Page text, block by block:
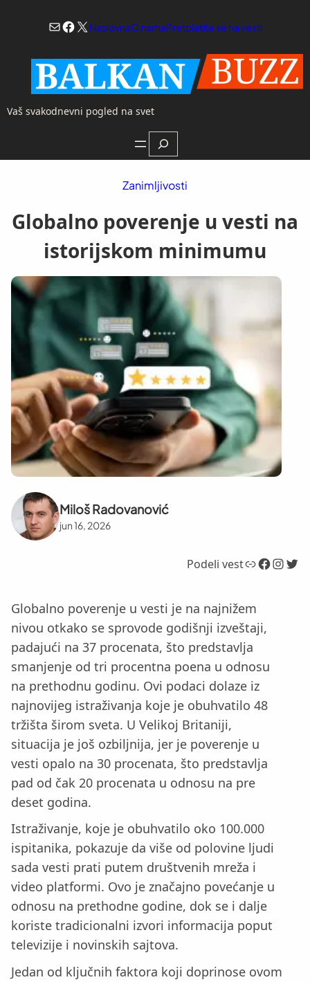
Mail
Facebook
X NaslovnaO namaPretplatite se na vesti
Vaš svakodnevni pogled na svet
Search
Zanimljivosti
Globalno poverenje u vesti na
istorijskom minimumu
Miloš Radovanović
jun 16, 2026
Podeli vestLink Facebook InstagramTwitter
Globalno poverenje u vesti je na najnižem
nivou otkako se sprovode godišnji izveštaji,
padajući na 37 procenata, što predstavlja
smanjenje od tri procentna poena u odnosu
na prethodnu godinu. Ovi podaci dolaze iz
najnovijeg istraživanja koje je obuhvatilo 48
tržišta širom sveta. U Velikoj Britaniji,
situacija je još ozbiljnija, jer je poverenje u
vesti opalo na 30 procenata, što predstavlja
pad od čak 20 procenata u odnosu na pre
deset godina.
Istraživanje, koje je obuhvatilo oko 100.000
ispitanika, pokazuje da više od polovine ljudi
sada vesti prati putem društvenih mreža i
video platformi. Ovo je značajno povećanje u
odnosu na prethodne godine, dok se i dalje
koriste tradicionalni izvori informacija poput
televizije i novinskih sajtova.
Jedan od ključnih faktora koji doprinose ovom